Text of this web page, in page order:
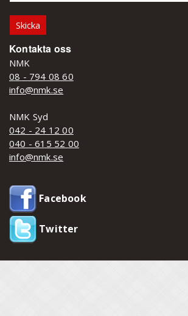
Kontakta oss
NMK
08 - 794 08 60
info@nmk.se
NMK Syd
042 - 24 12 00
040 - 615 52 00
info@nmk.se
Facebook
Twitter